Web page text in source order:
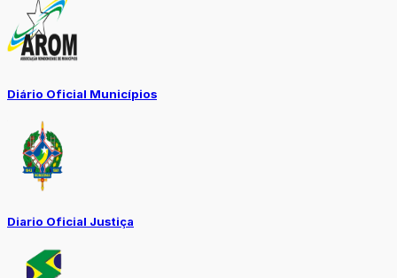
Diário Oficial Municípios
Diario Oficial Justiça